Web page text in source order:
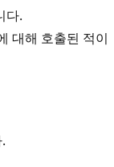
다.
대해 호출된 적이